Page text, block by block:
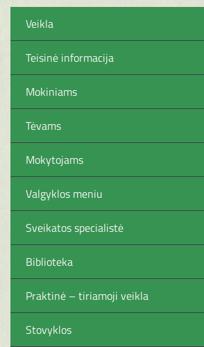
Veikla
Teisinė informacija
Mokiniams
Tėvams
Mokytojams
Valgyklos meniu
Sveikatos specialistė
Biblioteka
Praktinė – tiriamoji veikla
Stovyklos